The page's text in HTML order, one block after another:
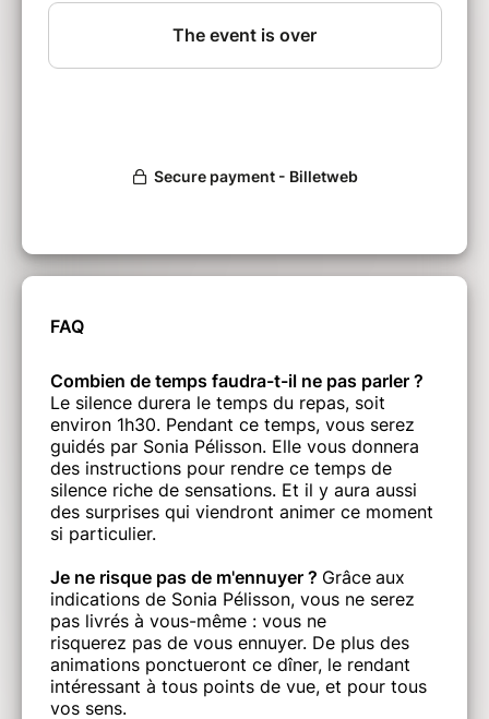
80€ / personne, incluant le
diner et le programme d'animations
FAQ
Combien de temps faudra-t-il ne pas parler ?
Le silence durera le temps du repas, soit
environ 1h30. Pendant ce temps, vous serez
guidés par Sonia Pélisson. Elle vous donnera
des instructions pour rendre ce temps de
silence riche de sensations. Et il y aura aussi
des surprises qui viendront animer ce moment
si particulier.
Je ne risque pas de m'ennuyer ? Grâce aux
indications de Sonia Pélisson, vous ne serez
pas livrés à vous-même : vous ne
risquerez pas de vous ennuyer. De plus des
animations ponctueront ce dîner, le rendant
intéressant à tous points de vue, et pour tous
vos sens.